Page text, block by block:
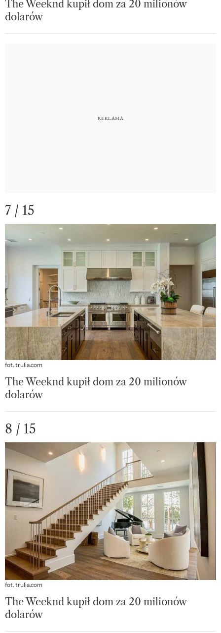
The Weeknd kupił dom za 20 milionów
dolarów
7 / 15
fot. trulia.com
The Weeknd kupił dom za 20 milionów
dolarów
8 / 15
fot. trulia.com
The Weeknd kupił dom za 20 milionów
dolarów